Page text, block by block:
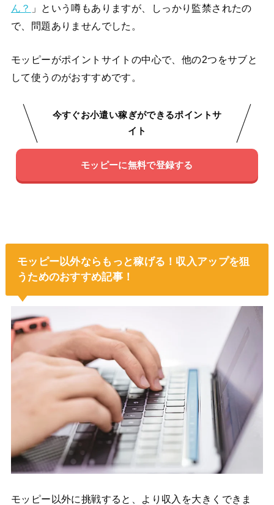
ん？ 」という噂もありますが、しっかり監禁されたの
で、問題ありませんでした。
モッピーがポイントサイトの中心で、他の2つをサブと
して使うのがおすすめです。
今すぐお小遣い稼ぎができるポイントサ
イト
モッピーに無料で登録する
モッピー以外ならもっと稼げる！収入アップを狙
うためのおすすめ記事！
モッピー以外に挑戦すると、より収入を大きくできま